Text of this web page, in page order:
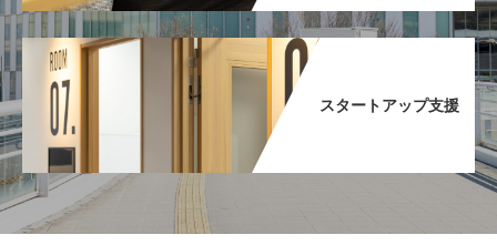
スタートアップ支援​